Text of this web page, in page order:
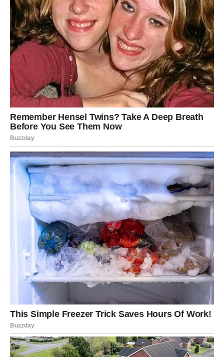
nedostajao.
Najljepši dio ovog perioda za Vage jeste činjenica da će
konačno prestati sumnjati u ljubav. Shvatit će da nisu sve
priče osuđene na razočaranje i da prava osoba zaista
može doći u pravi trenutak.
Ljubavna sreća koja im dolazi mogla bi ih potpuno
iznenaditi.
VODOLIJA – SUDBINSKI SUSRET
KOJI MIJENJA SVE
Vodolije često djeluju hladnije nego što zaista jesu. Iza
njihove smirenosti krije se duboka emotivnost koju
rijetko pokazuju drugima. Upravo zato ljubavne priče
Vodolija često imaju posebnu težinu.